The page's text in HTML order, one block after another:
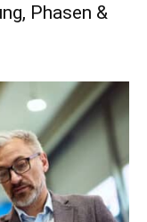
Phasen &